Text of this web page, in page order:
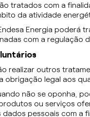
tratados com a
da atividade
Energia poderá
com a regulação
realizar outros
obrigação legal aos
não se oponha,
ou serviços
dados pessoais com a